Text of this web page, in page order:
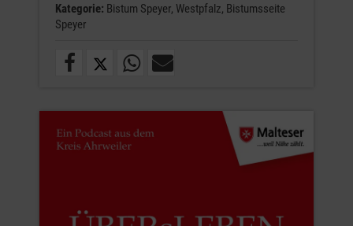
Kategorie: Bistum Speyer, Westpfalz, Bistumsseite
Speyer